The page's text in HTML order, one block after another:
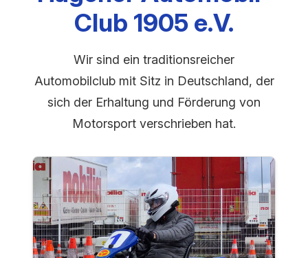
Club 1905 e.V.
Wir sind ein traditionsreicher
Automobilclub mit Sitz in Deutschland, der
sich der Erhaltung und Förderung von
Motorsport verschrieben hat.